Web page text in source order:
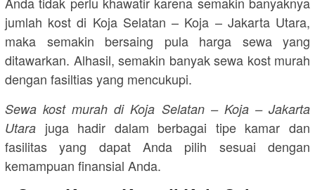
jumlah kost di Koja Selatan – Koja – Jakarta Utara,
maka semakin bersaing pula harga sewa yang
ditawarkan. Alhasil, semakin banyak sewa kost murah
dengan fasiltias yang mencukupi.
Sewa kost murah di Koja Selatan – Koja – Jakarta
Utara juga hadir dalam berbagai tipe kamar dan
fasilitas yang dapat Anda pilih sesuai dengan
kemampuan finansial Anda.